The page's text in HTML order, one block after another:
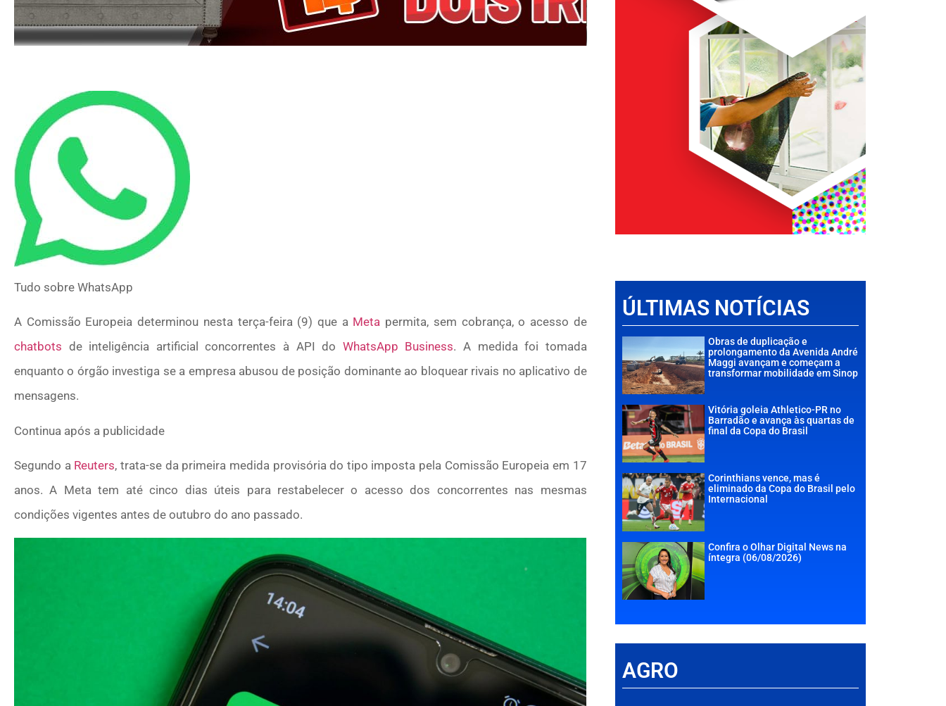
Tudo sobre WhatsApp
A Comissão Europeia determinou nesta terça-feira (9) que a Meta permita, sem cobrança, o acesso de
chatbots de inteligência artificial concorrentes à API do WhatsApp Business. A medida foi tomada
enquanto o órgão investiga se a empresa abusou de posição dominante ao bloquear rivais no aplicativo de
mensagens.
Continua após a publicidade
Segundo a Reuters, trata-se da primeira medida provisória do tipo imposta pela Comissão Europeia em 17
anos. A Meta tem até cinco dias úteis para restabelecer o acesso dos concorrentes nas mesmas
condições vigentes antes de outubro do ano passado.
ÚLTIMAS NOTÍCIAS
Obras de duplicação e
prolongamento da Avenida André
Maggi avançam e começam a
transformar mobilidade em Sinop
Vitória goleia Athletico-PR no
Barradão e avança às quartas de
final da Copa do Brasil
Corinthians vence, mas é
eliminado da Copa do Brasil pelo
Internacional
Confira o Olhar Digital News na
íntegra (06/08/2026)
AGRO